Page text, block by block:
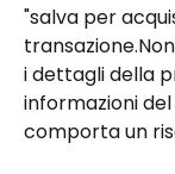
"salva per
i dettagli della
informazioni
comporta un